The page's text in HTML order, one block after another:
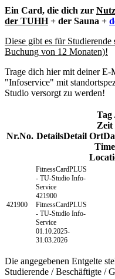
Ein Card, die dich zur
der TUHH + der Sauna +
Diese gibt es für Studierende
Buchung von 12 Monaten)!
Trage dich hier mit deiner E-
"Infoservice" mit
Studio versorgt zu werden!
Nr.No. DetailsDetail
Tag
Zeit
Ort
421900
FitnessCardPLUS
- TU-Studio Info-
Service
421900
FitnessCardPLUS
- TU-Studio Info-
Service
01.10.2025-
31.03.2026
Die angegebenen Entgelte
Studierende / Beschäftigte /